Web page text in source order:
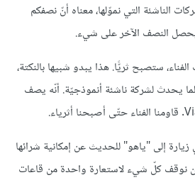
الناشئة التي نموّلها، معناه أنّ نصفكم
النصف الآخر على شيء.
ستصبح ثريًّا. هذا يبدو شبيها بالنكتة،
يحدث لشركة ناشئة أنموذجيّة. أنّه يصف
إلى "ياهو" للحديث عن إمكانية شرائها
أن نوقف كلّ شيء لاستعارة واحدة من قاعات